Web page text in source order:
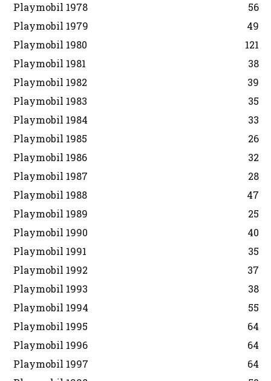
Playmobil 1978
56
Playmobil 1979
49
Playmobil 1980
121
Playmobil 1981
38
Playmobil 1982
39
Playmobil 1983
35
Playmobil 1984
33
Playmobil 1985
26
Playmobil 1986
32
Playmobil 1987
28
Playmobil 1988
47
Playmobil 1989
25
Playmobil 1990
40
Playmobil 1991
35
Playmobil 1992
37
Playmobil 1993
38
Playmobil 1994
55
Playmobil 1995
64
Playmobil 1996
64
Playmobil 1997
64